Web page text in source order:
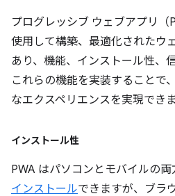
プログレッシブ ウェブアプリ（
使用して構築、最適化されたウ
あり、機能、インストール性、
これらの機能を実装することで
なエクスペリエンスを実現できま
インストール性
PWA はパソコンとモバイルの
インストールできますが、ブラ